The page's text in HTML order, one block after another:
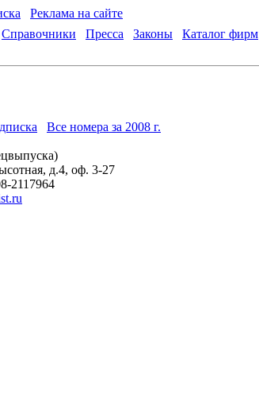
Реклама на сайте
Справочники Пресса Законы Каталог фирм
Все номера за 2008 г.
д.4, оф. 3-27
2117964